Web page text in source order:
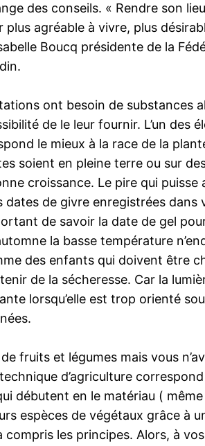
des conseils. « Rendre son
agréable à vivre, plus
Boucq présidente de la
ont besoin de substances
de le leur fournir. L’un
le mieux à la race de la
soient en pleine terre ou sur
croissance. Le pire qui
de givre enregistrées
de savoir la date de gel
la basse température
des enfants qui doivent être
de la sécheresse. Car la
lorsqu’elle est trop orienté
fruits et légumes mais vous
d’agriculture
débutent en le matériau (
espèces de végétaux grâce à
compris les principes. Alors, à